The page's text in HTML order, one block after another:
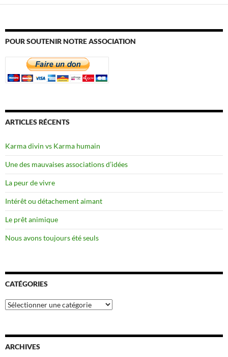
POUR SOUTENIR NOTRE ASSOCIATION
ARTICLES RÉCENTS
Karma divin vs Karma humain
Une des mauvaises associations d’idées
La peur de vivre
Intérêt ou détachement aimant
Le prêt animique
Nous avons toujours été seuls
CATÉGORIES
Catégories
ARCHIVES